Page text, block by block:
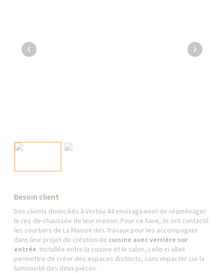
Besoin client
Des clients domiciliés à Vertou 44 envisageaient de réaménager
le rez-de-chaussée de leur maison. Pour ce faire, ils ont contacté
les courtiers de La Maison des Travaux pour les accompagner
dans leur projet de création de cuisine avec verrière sur
entrée. Installée entre la cuisine et le salon, celle-ci allait
permettre de créer des espaces distincts, sans impacter sur la
luminosité des deux pièces.